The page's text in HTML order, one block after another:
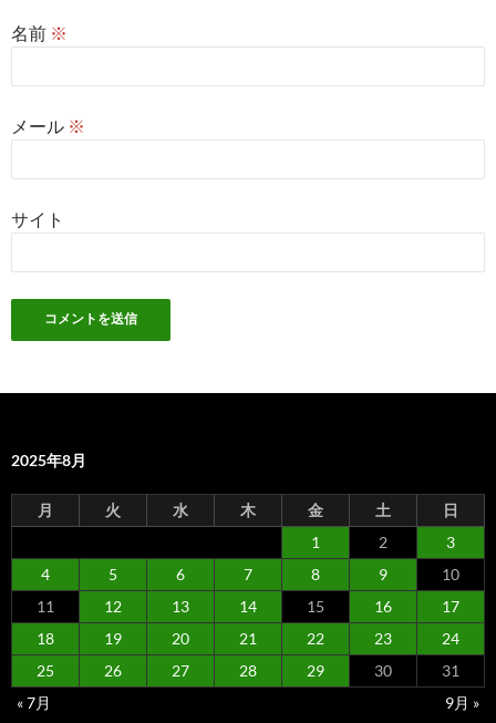
名前 ※
メール ※
サイト
2025年8月
月 火 水 木 金 土
日
1
2
3
4
5 6 7 8 9
10
11
12 13 14 15 16
17
18
19 20 21 22 23
24
25
26 27 28 29 30
31
« 7月
9月 »